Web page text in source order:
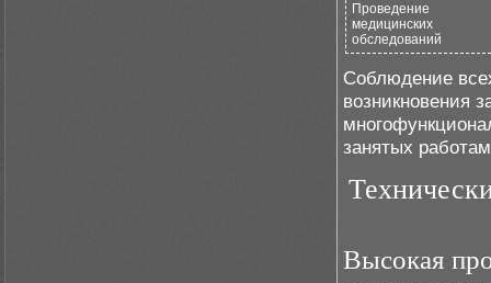
Проведение
медицинских
обследований
Соблюдение
возникновения
занятых
Высокая